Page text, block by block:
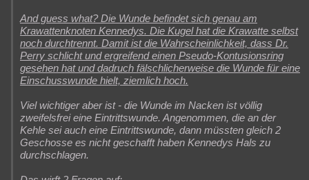
And guess what? Die Wunde befindet sich genau am
Krawattenknoten Kennedys. Die Kugel hat die Krawatte selbst
noch durchtrennt. Damit ist die Wahrscheinlichkeit, dass Dr.
Perry schlicht und ergreifend einen Pseudo-Kontusionsring
gesehen hat und dadruch fälschlicherweise die Wunde für eine
Einschusswunde hielt, ziemlich hoch.
Viel wichtiger aber ist - die Wunde im Nacken ist völlig
zweifelsfrei eine Eintrittswunde. Angenommen, die an der
Kehle sei auch eine Eintrittswunde, dann müssten gleich 2
Geschosse es nicht geschafft haben Kennedys Hals zu
durchschlagen.